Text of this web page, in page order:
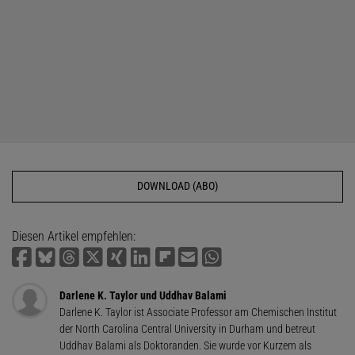
DOWNLOAD (ABO)
Diesen Artikel empfehlen:
Darlene K. Taylor und Uddhav Balami
Darlene K. Taylor ist Associate Professor am Chemischen Institut
der North Carolina Central University in Durham und betreut
Uddhav Balami als Doktoranden. Sie wurde vor Kurzem als